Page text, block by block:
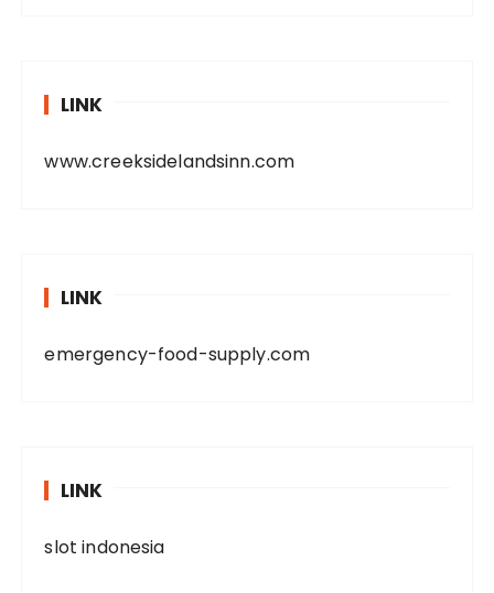
LINK
www.creeksidelandsinn.com
LINK
emergency-food-supply.com
LINK
slot indonesia